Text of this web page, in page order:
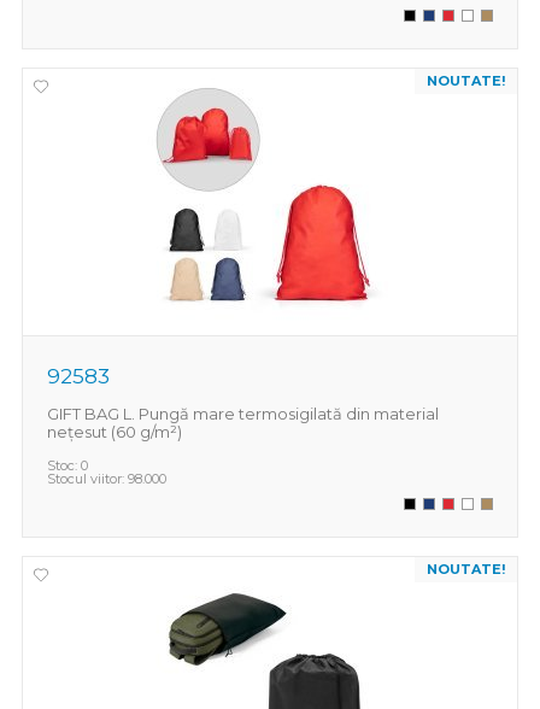
NOUTATE!
92583
GIFT BAG L. Pungă mare termosigilată din material
nețesut (60 g/m²)
Stoc: 0
Stocul viitor: 98.000
NOUTATE!